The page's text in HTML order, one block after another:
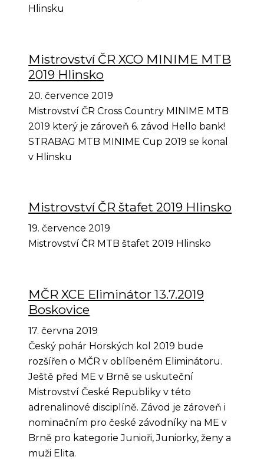
Hlinsku
Mistrovství ČR XCO MINIME MTB
2019 Hlinsko
20. července 2019
Mistrovství ČR Cross Country MINIME MTB
2019 který je zároveň 6. závod Hello bank!
STRABAG MTB MINIME Cup 2019 se konal
v Hlinsku
Mistrovství ČR štafet 2019 Hlinsko
19. července 2019
Mistrovství ČR MTB štafet 2019 Hlinsko
MČR XCE Eliminátor 13.7.2019
Boskovice
17. června 2019
Český pohár Horských kol 2019 bude
rozšířen o MČR v oblíbeném Eliminátoru.
Ještě před ME v Brně se uskuteční
Mistrovství České Republiky v této
adrenalinové disciplíně. Závod je zároveň i
nominačním pro české závodníky na ME v
Brně pro kategorie Junioři, Juniorky, ženy a
muži Elita.